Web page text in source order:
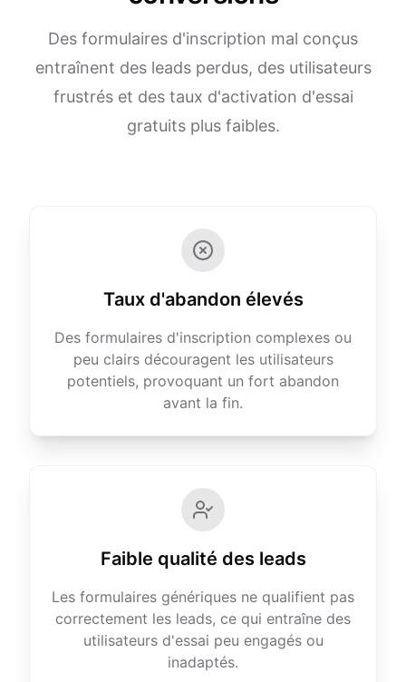
Des formulaires d'inscription mal conçus
entraînent des leads perdus, des utilisateurs
frustrés et des taux d'activation d'essai
gratuits plus faibles.
Taux d'abandon élevés
Des formulaires d'inscription complexes ou
peu clairs découragent les utilisateurs
potentiels, provoquant un fort abandon
avant la fin.
Faible qualité des leads
Les formulaires génériques ne qualifient pas
correctement les leads, ce qui entraîne des
utilisateurs d'essai peu engagés ou
inadaptés.